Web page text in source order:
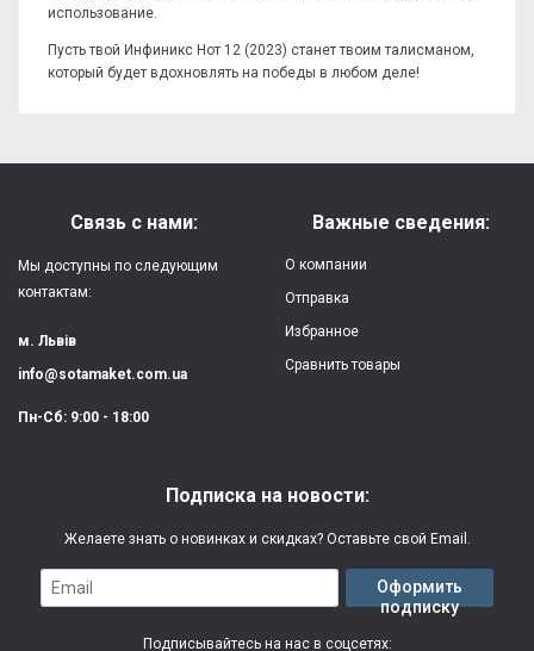
использование.
Пусть твой Инфиникс Нот 12 (2023) станет твоим талисманом,
который будет вдохновлять на победы в любом деле!
Защита:
от ударов,
Качество:
яркая, четкая
Особенности:
(влагостойкая, гибкая)
Гарантия: 3 месяца
Напишите отзыв или мнение
Связь с нами:
Мы доступны по следующим
контактам:
м. Львів
info@sotamaket.com.ua
Пн-Сб: 9:00 - 18:00
Важные сведения:
О компании
Отправка
Избранное
Сравнить товары
Подписка на новости:
Желаете знать о новинках и скидках? Оставьте свой Email.
Email
Оформить
подписку
Подписывайтесь на нас в соцсетях: